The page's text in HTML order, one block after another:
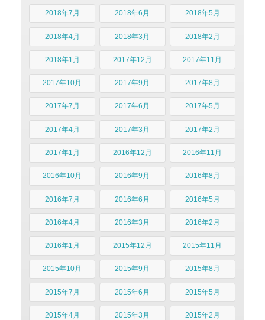
2018年7月 2018年6月 2018年5月
2018年4月 2018年3月 2018年2月
2018年1月 2017年12月 2017年11月
2017年10月 2017年9月 2017年8月
2017年7月 2017年6月 2017年5月
2017年4月 2017年3月 2017年2月
2017年1月 2016年12月 2016年11月
2016年10月 2016年9月 2016年8月
2016年7月 2016年6月 2016年5月
2016年4月 2016年3月 2016年2月
2016年1月 2015年12月 2015年11月
2015年10月 2015年9月 2015年8月
2015年7月 2015年6月 2015年5月
2015年4月 2015年3月 2015年2月